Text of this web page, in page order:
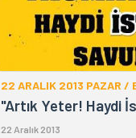
22 ARALIK 2013 PAZAR /
"Artık Yeter! Haydi
22 Aralık 2013